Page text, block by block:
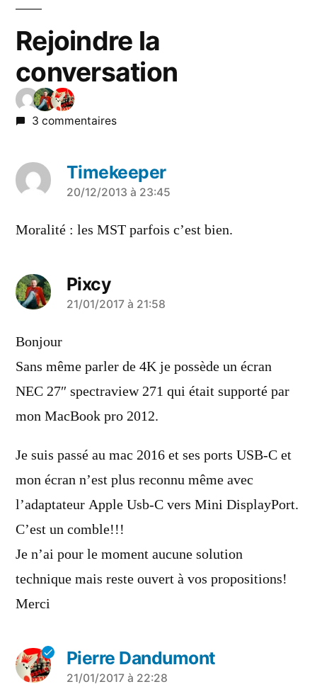
Rejoindre la
conversation
3 commentaires
Timekeeper
a
dit :
20/12/2013 à 23:45
Moralité : les MST parfois c’est bien.
Pixcy
a
21/01/2017 à 21:58
Bonjour
Sans même parler de 4K je possède un écran
NEC 27″ spectraview 271 qui était supporté par
mon MacBook pro 2012.
Je suis passé au mac 2016 et ses ports USB-C et
mon écran n’est plus reconnu même avec
l’adaptateur Apple Usb-C vers Mini DisplayPort.
C’est un comble!!!
Je n’ai pour le moment aucune solution
technique mais reste ouvert à vos propositions!
Merci
Pierre Dandumont
a
21/01/2017 à 22:28